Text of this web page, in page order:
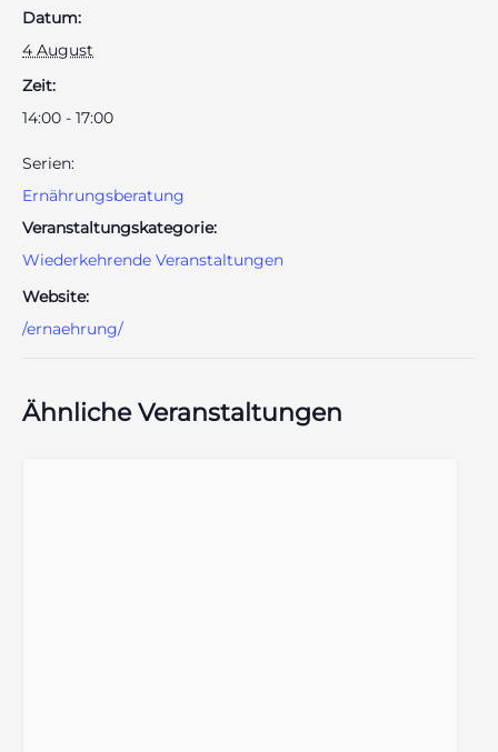
Datum:
4 August
Zeit:
14:00 - 17:00
Serien:
Ernährungsberatung
Veranstaltungskategorie:
Wiederkehrende Veranstaltungen
Website:
/ernaehrung/
Ähnliche Veranstaltungen